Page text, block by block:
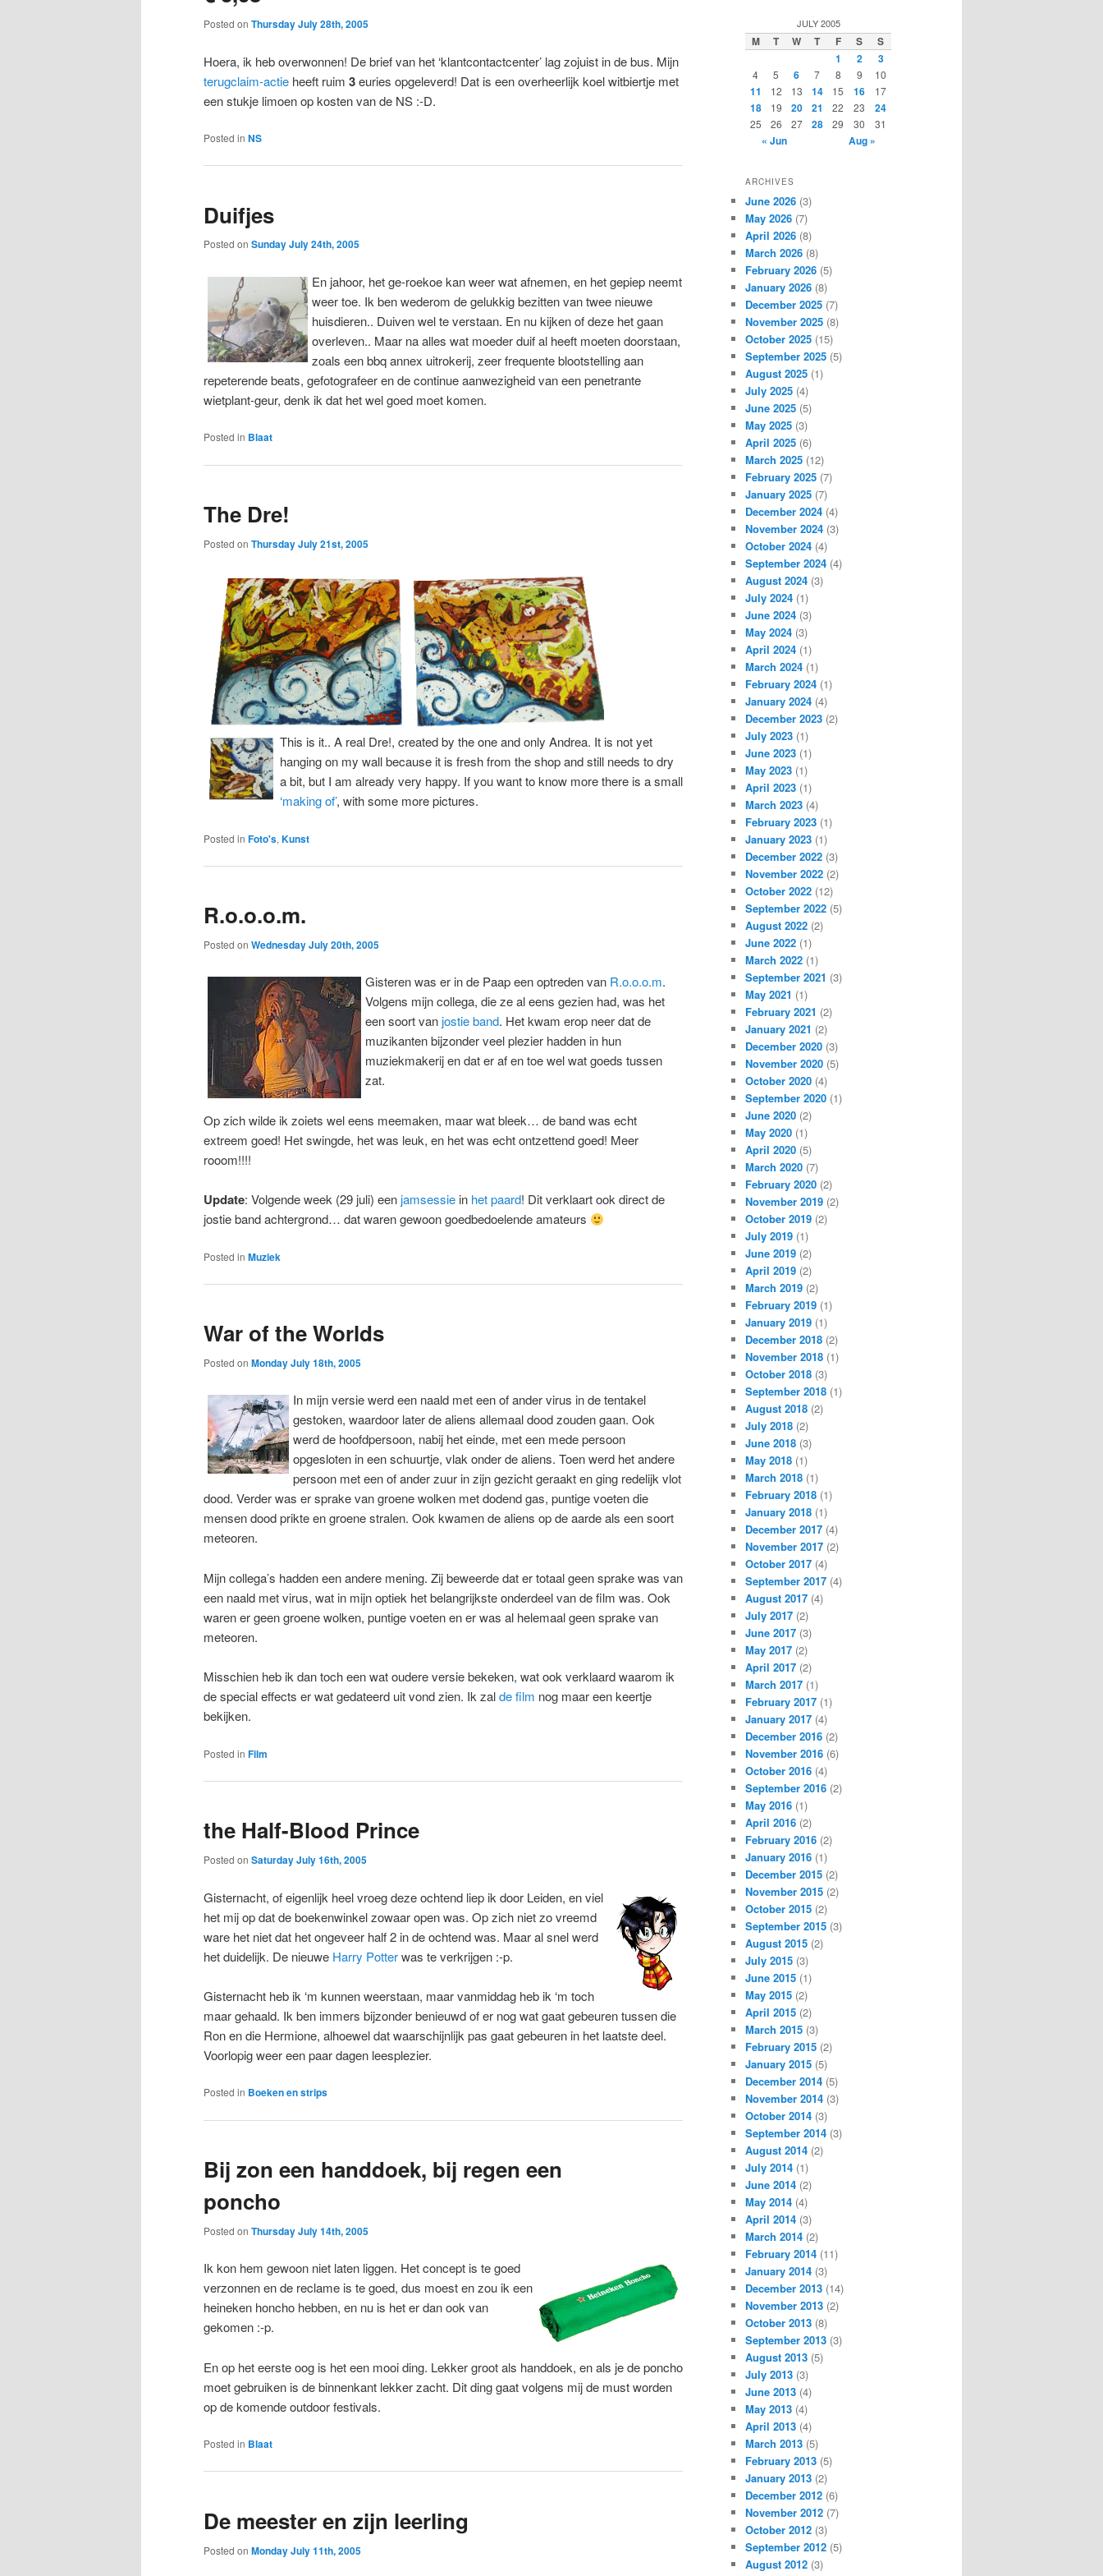
Posted on Thursday July 28th, 2005
Hoera, ik heb overwonnen! De brief van het ‘klantcontactcenter’ lag zojuist in de bus. Mijn
terugclaim-actie heeft ruim 3euries opgeleverd! Dat is een overheerlijk koel witbiertje met
een stukje limoen op kosten van de NS :-D.
Posted in NS
Duifjes
Posted on Sunday July 24th, 2005
En jahoor, het ge-roekoe kan weer wat afnemen, en het gepiep neemt
weer toe. Ik ben wederom de gelukkig bezitten van twee nieuwe
huisdieren.. Duiven wel te verstaan. En nu kijken of deze het gaan
overleven.. Maar na alles wat moeder duif al heeft moeten doorstaan,
zoals een bbq annex uitrokerij, zeer frequente blootstelling aan
repeterende beats, gefotografeer en de continue aanwezigheid van een penetrante
wietplant-geur, denk ik dat het wel goed moet komen.
Posted in Blaat
The Dre!
Posted on Thursday July 21st, 2005
This is it.. A real Dre!, created by the one and only Andrea. It is not yet
hanging on my wall because it is fresh from the shop and still needs to dry
a bit, but I am already very happy. If you want to know more there is a small
‘making of’, with some more pictures.
Posted in Foto's, Kunst
R.o.o.o.m.
Posted on Wednesday July 20th, 2005
Gisteren was er in de Paap een optreden van R.o.o.o.m.
Volgens mijn collega, die ze al eens gezien had, was het
een soort vanjostie band. Het kwam erop neer dat de
muzikanten bijzonder veel plezier hadden in hun
muziekmakerij en dat er af en toe wel wat goeds tussen
zat.
Op zich wilde ik zoiets wel eens meemaken, maar wat bleek… de band was echt
extreem goed! Het swingde, het was leuk, en het was echt ontzettend goed! Meer
rooom!!!!
Update: Volgende week (29 juli) eenjamsessie in het paard! Dit verklaart ook direct de
jostie band achtergrond… dat waren gewoon goedbedoelende amateurs
Posted in Muziek
War of the Worlds
Posted on Monday July 18th, 2005
In mijn versie werd een naald met een of ander virus in de tentakel
gestoken, waardoor later de aliens allemaal dood zouden gaan. Ook
werd de hoofdpersoon, nabij het einde, met een mede persoon
opgesloten in een schuurtje, vlak onder de aliens. Toen werd het andere
persoon met een of ander zuur in zijn gezicht geraakt en ging redelijk vlot
dood. Verder was er sprake van groene wolken met dodend gas, puntige voeten die
mensen dood prikte en groene stralen. Ook kwamen de aliens op de aarde als een soort
meteoren.
Mijn collega’s hadden een andere mening. Zij beweerde dat er totaal geen sprake was van
een naald met virus, wat in mijn optiek het belangrijkste onderdeel van de film was. Ook
waren er geen groene wolken, puntige voeten en er was al helemaal geen sprake van
meteoren.
Misschien heb ik dan toch een wat oudere versie bekeken, wat ook verklaard waarom ik
de special effects er wat gedateerd uit vond zien. Ik zalde film nog maar een keertje
bekijken.
Posted in Film
the Half-Blood Prince
Posted on Saturday July 16th, 2005
Gisternacht, of eigenlijk heel vroeg deze ochtend liep ik door Leiden, en viel
het mij op dat de boekenwinkel zowaar open was. Op zich niet zo vreemd
ware het niet dat het ongeveer half 2 in de ochtend was. Maar al snel werd
het duidelijk. De nieuwe Harry Potterwas te verkrijgen :-p.
Gisternacht heb ik ‘m kunnen weerstaan, maar vanmiddag heb ik ‘m toch
maar gehaald. Ik ben immers bijzonder benieuwd of er nog wat gaat gebeuren tussen die
Ron en die Hermione, alhoewel dat waarschijnlijk pas gaat gebeuren in het laatste deel.
Voorlopig weer een paar dagen leesplezier.
Posted in Boeken en strips
Bij zon een handdoek, bij regen een
poncho
Posted on Thursday July 14th, 2005
Ik kon hem gewoon niet laten liggen. Het concept is te goed
verzonnen en de reclame is te goed, dus moest en zou ik een
heineken honcho hebben, en nu is het er dan ook van
gekomen :-p.
En op het eerste oog is het een mooi ding. Lekker groot als handdoek, en als je de poncho
moet gebruiken is de binnenkant lekker zacht. Dit ding gaat volgens mij de must worden
op de komende outdoor festivals.
Posted in Blaat
De meester en zijn leerling
Posted on Monday July 11th, 2005
c
h
JULY 2005
M T W T F S
S
1
2 3
4 5 6 7 8 9 10
11 12 13 14 15 16 17
18 19 20 21 22 23 24
25 26 27 28 29 30 31
« Jun Aug »
ARCHIVES
June 2026 (3)
May 2026 (7)
April 2026 (8)
March 2026 (8)
February 2026 (5)
January 2026 (8)
December 2025 (7)
November 2025 (8)
October 2025 (15)
September 2025 (5)
August 2025 (1)
July 2025 (4)
June 2025 (5)
May 2025 (3)
April 2025 (6)
March 2025 (12)
February 2025 (7)
January 2025 (7)
December 2024 (4)
November 2024 (3)
October 2024 (4)
September 2024 (4)
August 2024 (3)
July 2024 (1)
June 2024 (3)
May 2024 (3)
April 2024 (1)
March 2024 (1)
February 2024 (1)
January 2024 (4)
December 2023 (2)
July 2023 (1)
June 2023 (1)
May 2023 (1)
April 2023 (1)
March 2023 (4)
February 2023 (1)
January 2023 (1)
December 2022 (3)
November 2022 (2)
October 2022 (12)
September 2022 (5)
August 2022 (2)
June 2022 (1)
March 2022 (1)
September 2021 (3)
May 2021 (1)
February 2021 (2)
January 2021 (2)
December 2020 (3)
November 2020 (5)
October 2020 (4)
September 2020 (1)
June 2020 (2)
May 2020 (1)
April 2020 (5)
March 2020 (7)
February 2020 (2)
November 2019 (2)
October 2019 (2)
July 2019 (1)
June 2019 (2)
April 2019 (2)
March 2019 (2)
February 2019 (1)
January 2019 (1)
December 2018 (2)
November 2018 (1)
October 2018 (3)
September 2018 (1)
August 2018 (2)
July 2018 (2)
June 2018 (3)
May 2018 (1)
March 2018 (1)
February 2018 (1)
January 2018 (1)
December 2017 (4)
November 2017 (2)
October 2017 (4)
September 2017 (4)
August 2017 (4)
July 2017 (2)
June 2017 (3)
May 2017 (2)
April 2017 (2)
March 2017 (1)
February 2017 (1)
January 2017 (4)
December 2016 (2)
November 2016 (6)
October 2016 (4)
September 2016 (2)
May 2016 (1)
April 2016 (2)
February 2016 (2)
January 2016 (1)
December 2015 (2)
November 2015 (2)
October 2015 (2)
September 2015 (3)
August 2015 (2)
July 2015 (3)
June 2015 (1)
May 2015 (2)
April 2015 (2)
March 2015 (3)
February 2015 (2)
January 2015 (5)
December 2014 (5)
November 2014 (3)
October 2014 (3)
September 2014 (3)
August 2014 (2)
July 2014 (1)
June 2014 (2)
May 2014 (4)
April 2014 (3)
March 2014 (2)
February 2014 (11)
January 2014 (3)
December 2013 (14)
November 2013 (2)
October 2013 (8)
September 2013 (3)
August 2013 (5)
July 2013 (3)
June 2013 (4)
May 2013 (4)
April 2013 (4)
March 2013 (5)
February 2013 (5)
January 2013 (2)
December 2012 (6)
November 2012 (7)
October 2012 (3)
September 2012 (5)
August 2012 (3)